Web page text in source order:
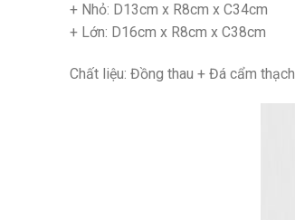
+ Nhỏ: D13cm x R8cm x C34cm
+ Lớn: D16cm x R8cm x C38cm
Chất liệu: Đồng thau + Đá cẩm thạch